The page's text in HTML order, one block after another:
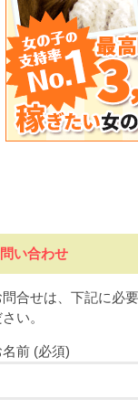
問い合わせ
問合せは、下記に必
い。
名前 (必須)